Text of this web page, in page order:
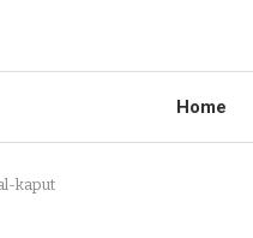
Home
kaput